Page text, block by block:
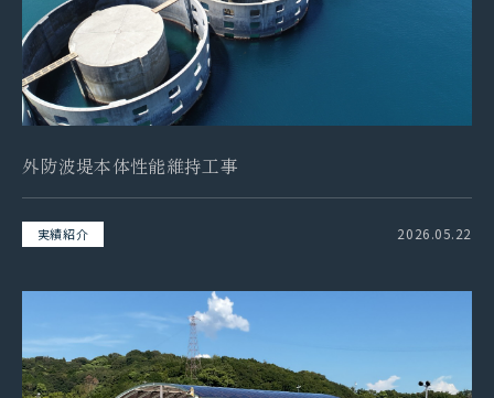
外防波堤本体性能維持工事
実績紹介 2026.05.22